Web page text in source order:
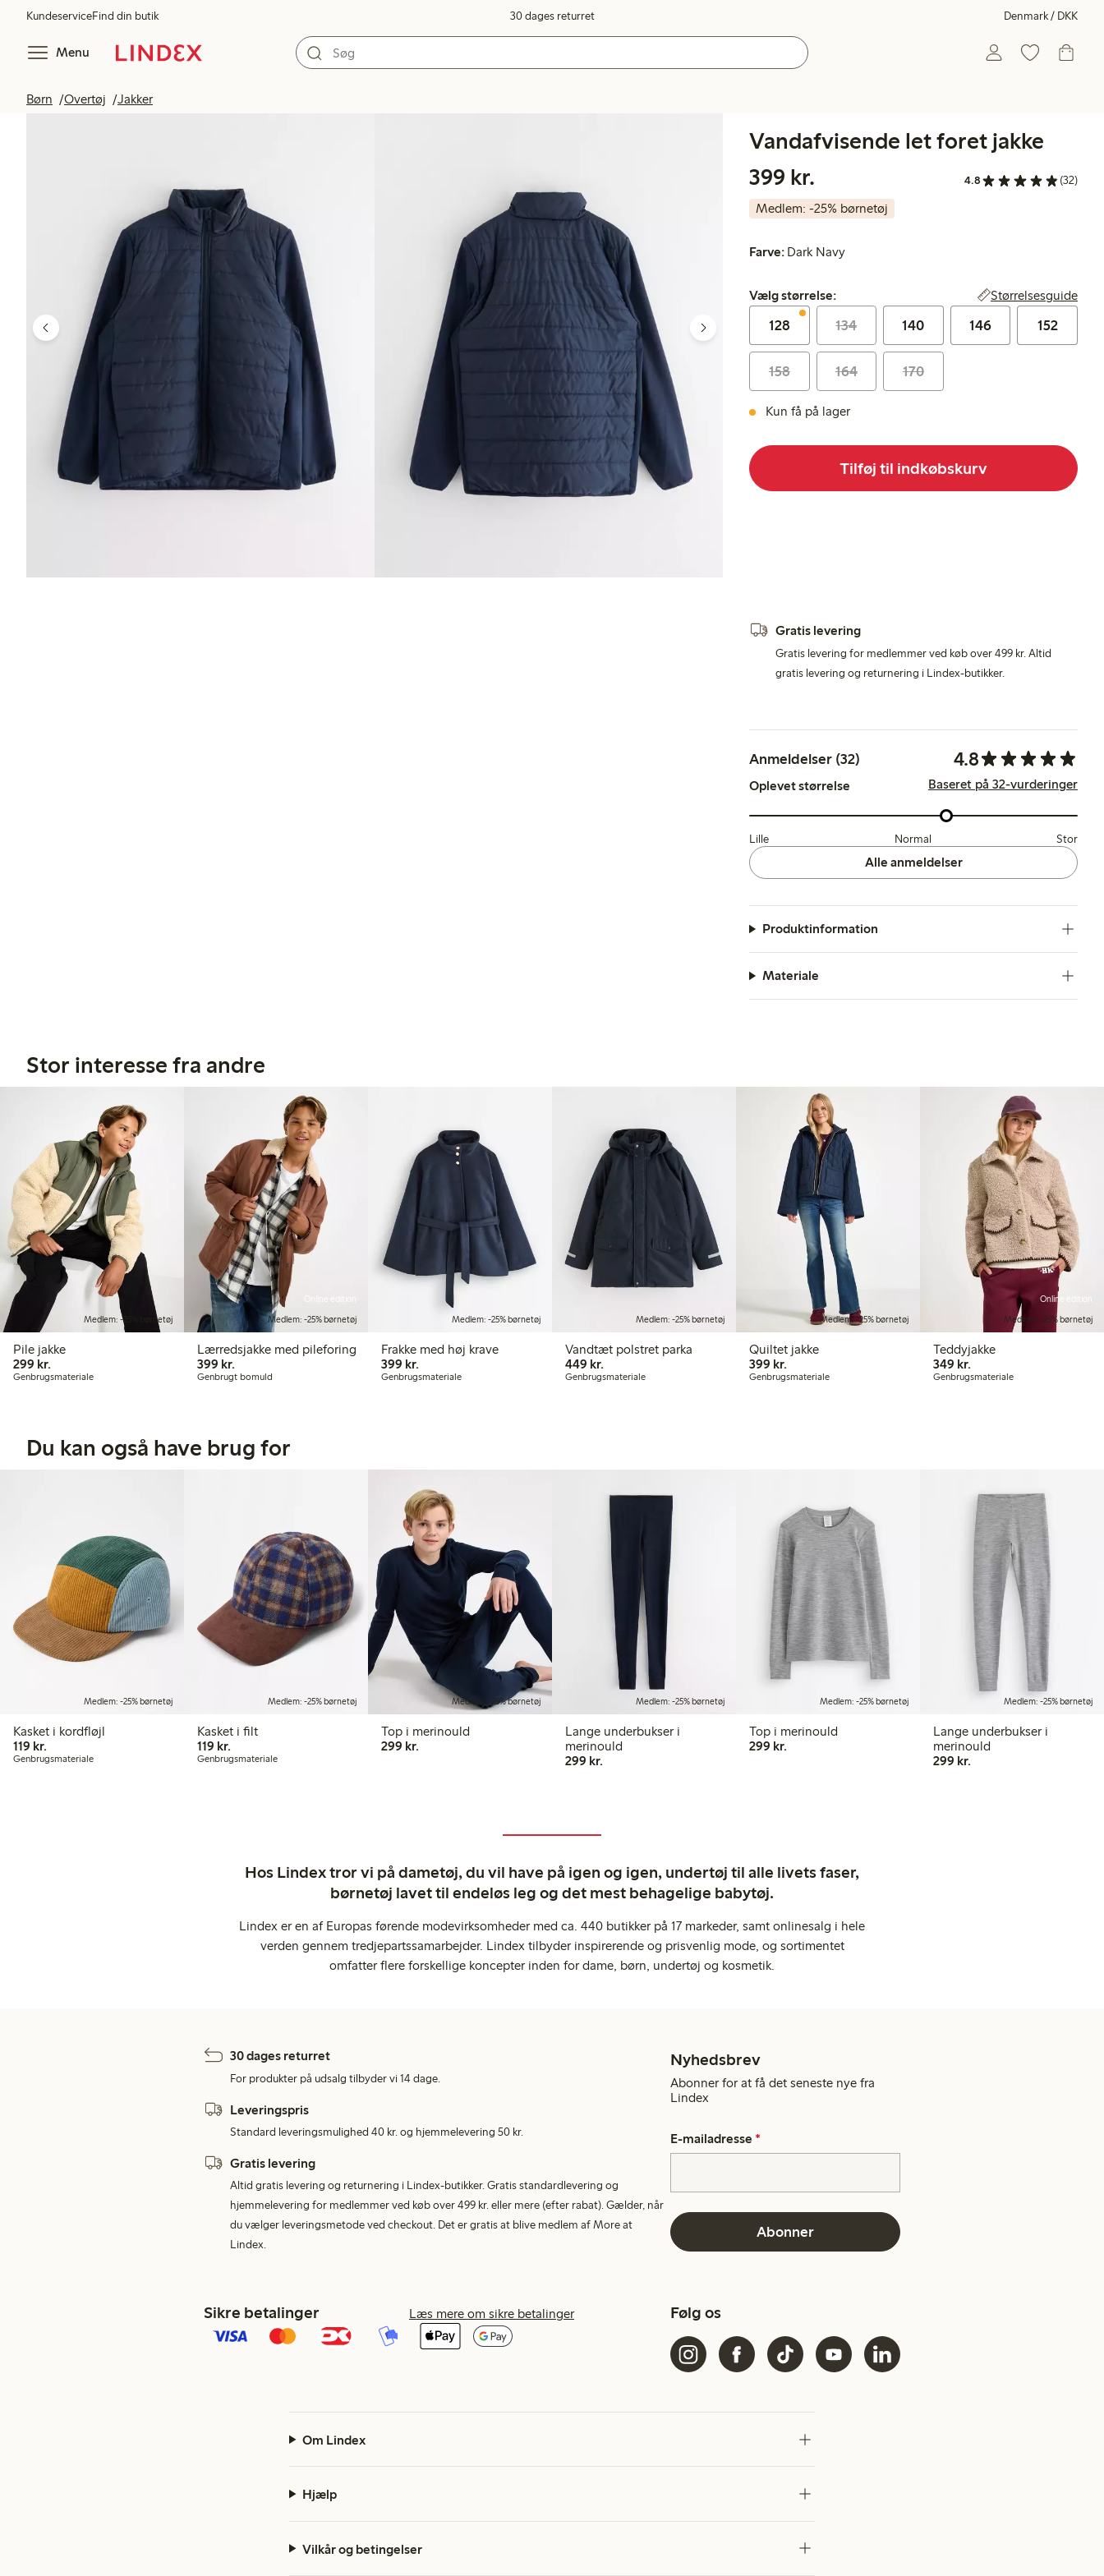
KundeserviceFind din butik 30 dages returret Denmark / DKK
Menu
Børn Overtøj Jakker
Vandafvisende let foret jakke
399 kr.
4.8 (32)
Medlem: -25% børnetøj
Farve: Dark Navy
Vælg størrelse:
Vælg størrelse: Størrelsesguide
128 134 140 146 152
158 164 170
Kun få på lager
Tilføj til indkøbskurv
Gratis levering
Gratis levering for medlemmer ved køb over 499 kr. Altid
gratis levering og returnering i Lindex-butikker.
Anmeldelser (32) 4.8
Oplevet størrelse Baseret på 32-vurderinger
Lille Normal Stor
Alle anmeldelser
Produktinformation
Materiale
Stor interesse fra andre
Medlem: -25% børnetøj
Pile jakke
299 kr.
Genbrugsmateriale
Medlem: -25% børnetøj
Lærredsjakke med pileforing
399 kr.
Genbrugt bomuld
Medlem: -25% børnetøj
Frakke med høj krave
399 kr.
Genbrugsmateriale
Medlem: -25% børnetøj
Vandtæt polstret parka
449 kr.
Genbrugsmateriale
Medlem: -25% børnetøj
Quiltet jakke
399 kr.
Genbrugsmateriale
Online edition
Medlem: -25% børnetøj
Teddyjakke
349 kr.
Genbrugsmateriale
Du kan også have brug for
Medlem: -25% børnetøj
Kasket i kordfløjl
119 kr.
Genbrugsmateriale
Medlem: -25% børnetøj
Kasket i filt
119 kr.
Genbrugsmateriale
Medlem: -25% børnetøj
Top i merinould
299 kr.
Medlem: -25% børnetøj
Lange underbukser i
merinould
299 kr.
Medlem: -25% børnetøj
Top i merinould
299 kr.
Medlem: -25% børnetøj
Lange underbukser i
merinould
299 kr.
Hos Lindex tror vi på dametøj, du vil have på igen og igen, undertøj til alle livets faser,
børnetøj lavet til endeløs leg og det mest behagelige babytøj.
Lindex er en af Europas førende modevirksomheder med ca. 440 butikker på 17 markeder, samt onlinesalg i hele
verden gennem tredjepartssamarbejder. Lindex tilbyder inspirerende og prisvenlig mode, og sortimentet
omfatter flere forskellige koncepter inden for dame, børn, undertøj og kosmetik.
30 dages returret
For produkter på udsalg tilbyder vi 14 dage.
Leveringspris
Standard leveringsmulighed 40 kr. og hjemmelevering 50 kr.
Gratis levering
Altid gratis levering og returnering i Lindex-butikker. Gratis standardlevering og
hjemmelevering for medlemmer ved køb over 499 kr. eller mere (efter rabat). Gælder, når
du vælger leveringsmetode ved checkout. Det er gratis at blive medlem af More at
Lindex.
Nyhedsbrev
Abonner for at få det seneste nye fra
Lindex
E-mailadresse *
Abonner
Sikre betalinger Læs mere om sikre betalinger Følg os
Om Lindex
Hjælp
Vilkår og betingelser